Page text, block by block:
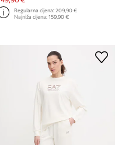
Regularna cijena:209,90 €
Najniža cijena:159,90 €